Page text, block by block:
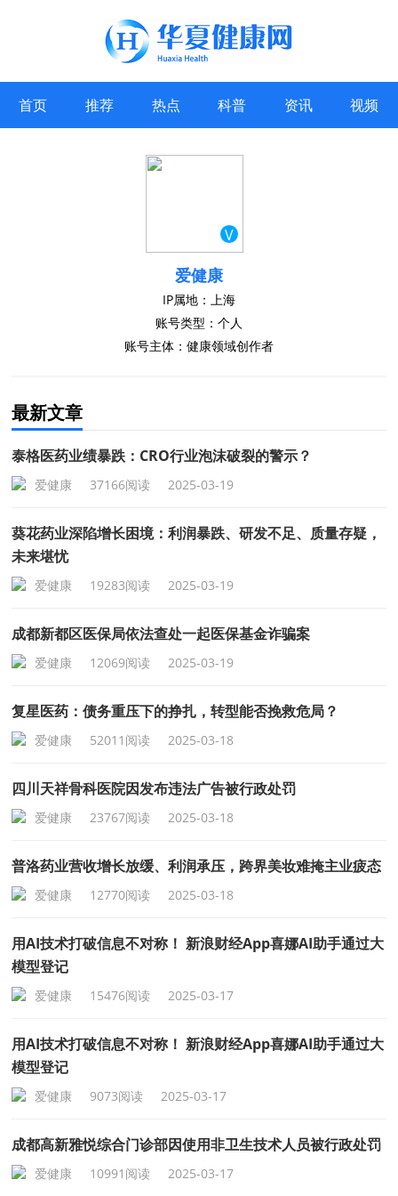
首页 推荐 热点 科普 资讯 视频
V
爱健康
IP属地：上海
账号类型：个人
账号主体：健康领域创作者
最新文章
泰格医药业绩暴跌：CRO行业泡沫破裂的警示？
爱健康 37166阅读 2025-03-19
葵花药业深陷增长困境：利润暴跌、研发不足、质量存疑，
未来堪忧
爱健康 19283阅读 2025-03-19
成都新都区医保局依法查处一起医保基金诈骗案
爱健康 12069阅读 2025-03-19
复星医药：债务重压下的挣扎，转型能否挽救危局？
爱健康 52011阅读 2025-03-18
四川天祥骨科医院因发布违法广告被行政处罚
爱健康 23767阅读 2025-03-18
普洛药业营收增长放缓、利润承压，跨界美妆难掩主业疲态
爱健康 12770阅读 2025-03-18
用AI技术打破信息不对称！ 新浪财经App喜娜AI助手通过大
模型登记
爱健康 15476阅读 2025-03-17
用AI技术打破信息不对称！ 新浪财经App喜娜AI助手通过大
模型登记
爱健康 9073阅读 2025-03-17
成都高新雅悦综合门诊部因使用非卫生技术人员被行政处罚
爱健康 10991阅读 2025-03-17